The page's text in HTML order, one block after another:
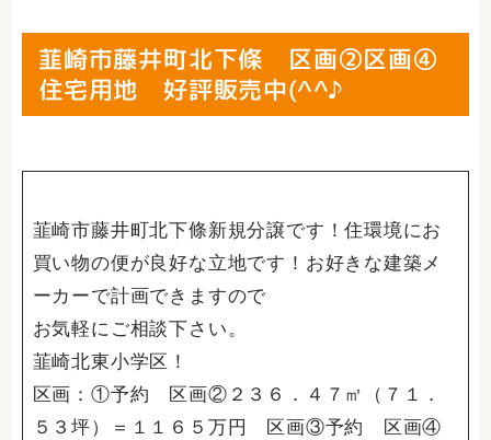
韮崎市藤井町北下條 区画②区画④
住宅用地 好評販売中(^^♪
韮崎市藤井町北下條新規分譲です！住環境にお
買い物の便が良好な立地です！お好きな建築メ
ーカーで計画できますので
お気軽にご相談下さい。
韮崎北東小学区！
区画：①予約 区画②２３６．４７㎡（７１．
５３坪）＝１１６５万円 区画③予約 区画④